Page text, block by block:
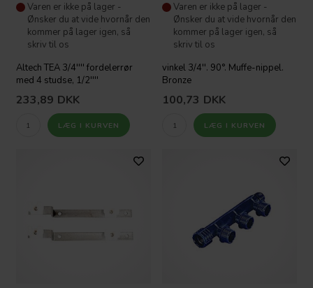
Varen er ikke på lager -
Ønsker du at vide hvornår den
kommer på lager igen, så
skriv til os
Altech TEA 3/4'''' fordelerrør
med 4 studse, 1/2''''
233,89 DKK
Varen er ikke på lager -
Ønsker du at vide hvornår den
kommer på lager igen, så
skriv til os
vinkel 3/4''. 90°. Muffe-nippel.
Bronze
100,73 DKK